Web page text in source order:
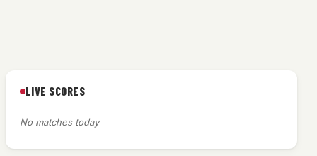
LIVE SCORES
No matches today